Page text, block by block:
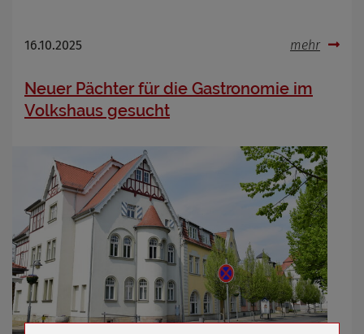
16.10.2025 mehr
Neuer Pächter für die Gastronomie im
Volkshaus gesucht